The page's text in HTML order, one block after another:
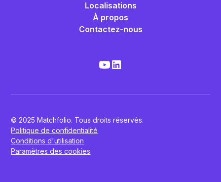
Localisations
À propos
Contactez-nous
© 2025 Matchfolio. Tous droits réservés.
Politique de confidentialité
Conditions d'utilisation
Paramètres des cookies